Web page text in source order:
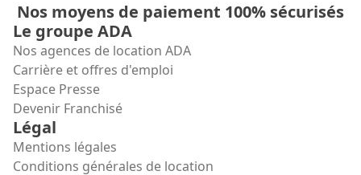
Nos moyens de paiement 100% sécurisés
Le groupe ADA
Nos agences de location ADA
Carrière et offres d'emploi
Espace Presse
Devenir Franchisé
Légal
Mentions légales
Conditions générales de location